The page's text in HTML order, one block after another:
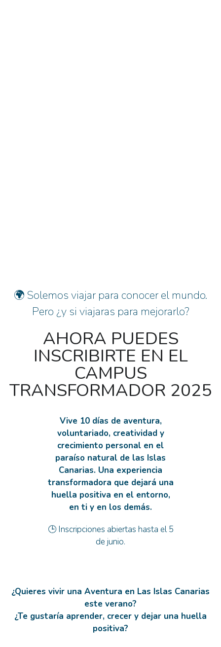
🌍 Solemos viajar para conocer el mundo.
Pero ¿y si viajaras para mejorarlo?
AHORA PUEDES
INSCRIBIRTE EN EL
CAMPUS
TRANSFORMADOR 2025
Vive 10 días de aventura,
voluntariado, creatividad y
crecimiento personal en el
paraíso natural de las Islas
Canarias. Una experiencia
transformadora que dejará una
huella positiva en el entorno,
en ti y en los demás.
🕒 Inscripciones abiertas hasta el 5
de junio.
¿Quieres vivir una Aventura en Las Islas Canarias
este verano?
¿Te gustaría aprender, crecer y dejar una huella
positiva?